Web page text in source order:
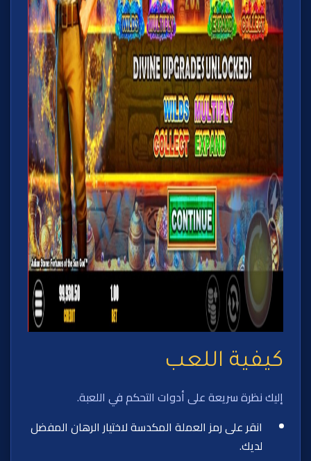
كيفية اللعب
إليك نظرة سريعة على أدوات التحكم في اللعبة.
انقر على رمز العملة المكدسة لاختيار الرهان المفضل
لديك.